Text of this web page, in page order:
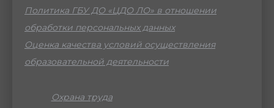
Политика ГБУ ДО «ЦДО ЛО» в отношении
обработки персональных данных
Оценка качества условий осуществления
образовательной деятельности
Охрана труда